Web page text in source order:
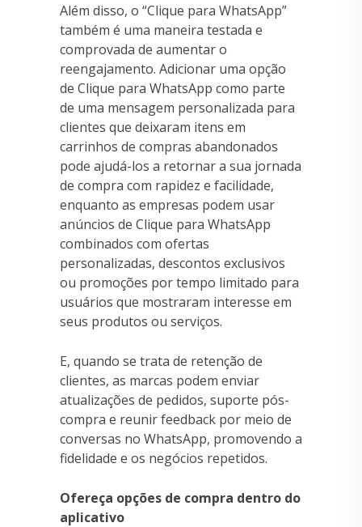
Além disso, o “Clique para WhatsApp”
também é uma maneira testada e
comprovada de aumentar o
reengajamento. Adicionar uma opção
de Clique para WhatsApp como parte
de uma mensagem personalizada para
clientes que deixaram itens em
carrinhos de compras abandonados
pode ajudá-los a retornar a sua jornada
de compra com rapidez e facilidade,
enquanto as empresas podem usar
anúncios de Clique para WhatsApp
combinados com ofertas
personalizadas, descontos exclusivos
ou promoções por tempo limitado para
usuários que mostraram interesse em
seus produtos ou serviços.
E, quando se trata de retenção de
clientes, as marcas podem enviar
atualizações de pedidos, suporte pós-
compra e reunir feedback por meio de
conversas no WhatsApp, promovendo a
fidelidade e os negócios repetidos.
Ofereça opções de compra dentro do
aplicativo